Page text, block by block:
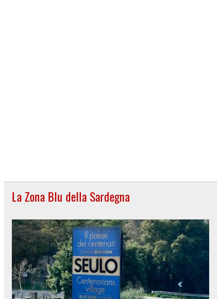
La Zona Blu della Sardegna